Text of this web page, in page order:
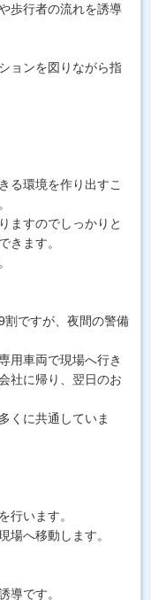
歩行者の流れを誘導
ョンを図りながら指
る環境を作り出すこ
ますのでしっかりと
きます。
割ですが、夜間の警備
用車両で現場へ行き
社に帰り、翌日のお
くに共通していま
行います。
場へ移動します。
導です。